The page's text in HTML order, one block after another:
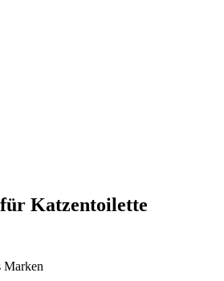
Katzentoilette
Marken